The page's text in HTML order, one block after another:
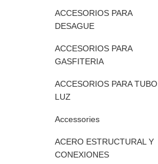
ACCESORIOS PARA
DESAGUE
ACCESORIOS PARA
GASFITERIA
ACCESORIOS PARA TUBO
LUZ
Accessories
ACERO ESTRUCTURAL Y
CONEXIONES